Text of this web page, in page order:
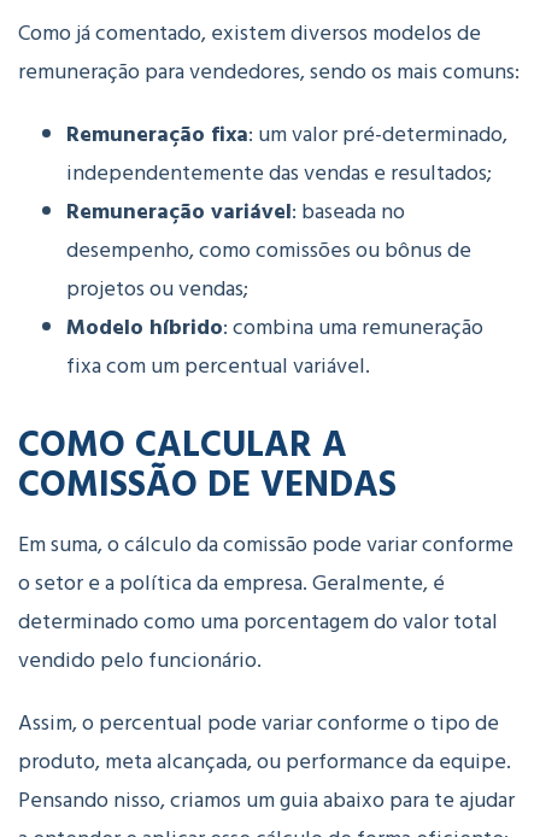
Como já comentado, existem diversos modelos de
remuneração para vendedores, sendo os mais comuns:
Remuneração fixa: um valor pré-determinado,
independentemente das vendas e resultados;
Remuneração variável: baseada no
desempenho, como comissões ou bônus de
projetos ou vendas;
Modelo híbrido: combina uma remuneração
fixa com um percentual variável.
COMO CALCULAR A
COMISSÃO DE VENDAS
Em suma, o cálculo da comissão pode variar conforme
o setor e a política da empresa. Geralmente, é
determinado como uma porcentagem do valor total
vendido pelo funcionário.
Assim, o percentual pode variar conforme o tipo de
produto, meta alcançada, ou performance da equipe.
Pensando nisso, criamos um guia abaixo para te ajudar